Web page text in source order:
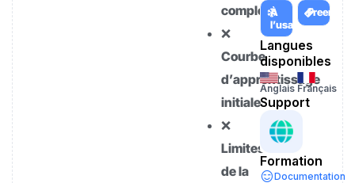
complexes
❌
Courbe
d’apprentissage
initiale
❌
Limites
de la
À
l’usage
Freemium
Langues
disponibles
Anglais Français
Support
Formation
Documentation